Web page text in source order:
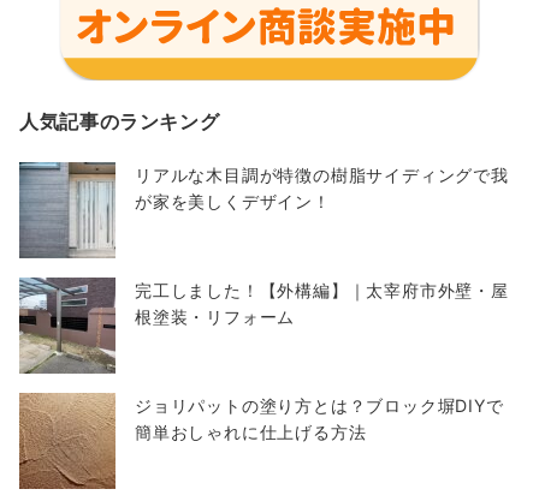
人気記事のランキング
リアルな木目調が特徴の樹脂サイディングで我
が家を美しくデザイン！
完工しました！【外構編】｜太宰府市外壁・屋
根塗装・リフォーム
ジョリパットの塗り方とは？ブロック塀DIYで
簡単おしゃれに仕上げる方法